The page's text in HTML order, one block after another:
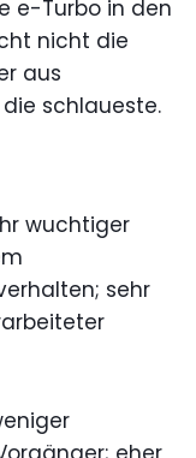
e-Turbo in den
nicht die
aus
schlaueste.
wuchtiger
sehr